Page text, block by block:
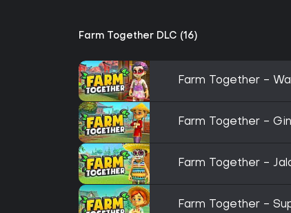
Farm Together DLC (16)
Farm Together -
Farm Together -
Farm Together -
Farm Together -